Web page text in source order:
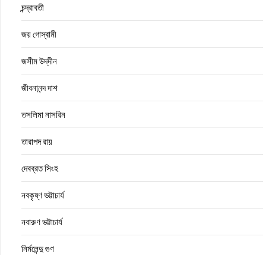
চন্দ্রাবতী
জয় গোস্বামী
জসীম উদ্‌দীন
জীবনানন্দ দাশ
তসলিমা নাসরিন
তারাপদ রায়
দেবব্রত সিংহ
নবকৃষ্ণ ভট্টাচার্য
নবারুণ ভট্টাচার্য
নির্মলেন্দু গুণ